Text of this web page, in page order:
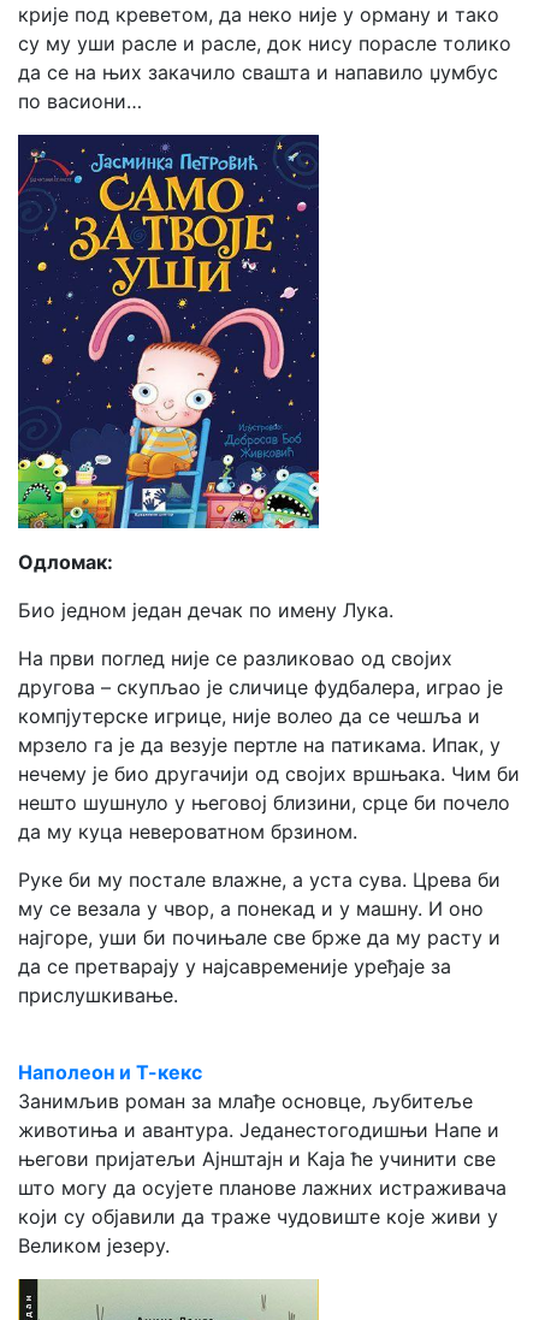
крије под креветом, да неко није у орману и тако
су му уши расле и расле, док нису порасле толико
да се на њих закачило свашта и напавило џумбус
по васиони…
Одломак:
Био једном један дечак по имену Лука.
На први поглед није се разликовао од својих
другова – скупљао је сличице фудбалера, играо је
компјутерске игрице, није волео да се чешља и
мрзело га је да везује пертле на патикама. Ипак, у
нечему је био другачији од својих вршњака. Чим би
нешто шушнуло у његовој близини, срце би почело
да му куца невероватном брзином.
Руке би му постале влажне, а уста сува. Црева би
му се везала у чвор, а понекад и у машну. И оно
најгоре, уши би почињале све брже да му расту и
да се претварају у најсавременије уређаје за
прислушкивање.
Наполеон и Т-кекс
Занимљив роман за млађе основце, љубитеље
животиња и авантура. Једанестогодишњи Напе и
његови пријатељи Ајнштајн и Каја ће учинити све
што могу да осујете планове лажних истраживача
који су објавили да траже чудовиште које живи у
Великом језеру.